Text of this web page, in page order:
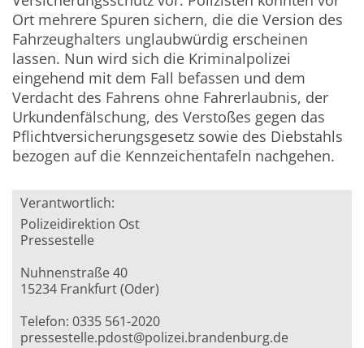
Ort mehrere Spuren sichern, die die Version des
Fahrzeughalters unglaubwürdig erscheinen
lassen. Nun wird sich die Kriminalpolizei
eingehend mit dem Fall befassen und dem
Verdacht des Fahrens ohne Fahrerlaubnis, der
Urkundenfälschung, des Verstoßes gegen das
Pflichtversicherungsgesetz sowie des Diebstahls
bezogen auf die Kennzeichentafeln nachgehen.
Verantwortlich:
Polizeidirektion Ost
Pressestelle
Nuhnenstraße 40
15234 Frankfurt (Oder)
Telefon: 0335 561-2020
pressestelle.pdost@polizei.brandenburg.de